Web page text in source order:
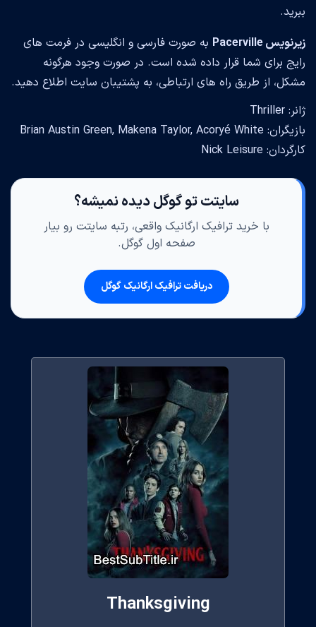
ببرید.
زیرنویس Pacerville
به صورت فارسی و انگلیسی در فرمت های
رایج برای شما قرار داده شده است. در صورت وجود هرگونه
مشکل، از طریق راه های ارتباطی، به پشتیبان سایت اطلاع دهید.
ژانر: Thriller
بازیگران: Brian Austin Green, Makena Taylor, Acoryé White
کارگردان: Nick Leisure
سایتت تو گوگل دیده نمیشه؟
با خرید ترافیک ارگانیک واقعی، رتبه سایتت رو بیار
صفحه اول گوگل.
دریافت ترافیک ارگانیک گوگل
Thanksgiving